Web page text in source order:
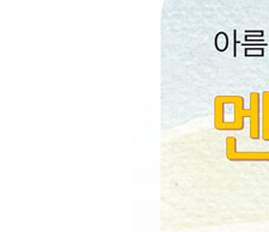
3. 고난
짧은 행복, 영광
이혼과 공백 기간
두 번째 이혼과
4. 사랑과 신념